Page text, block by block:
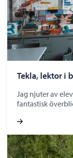
Tekla, lektor i
Jag njuter av
fantastisk